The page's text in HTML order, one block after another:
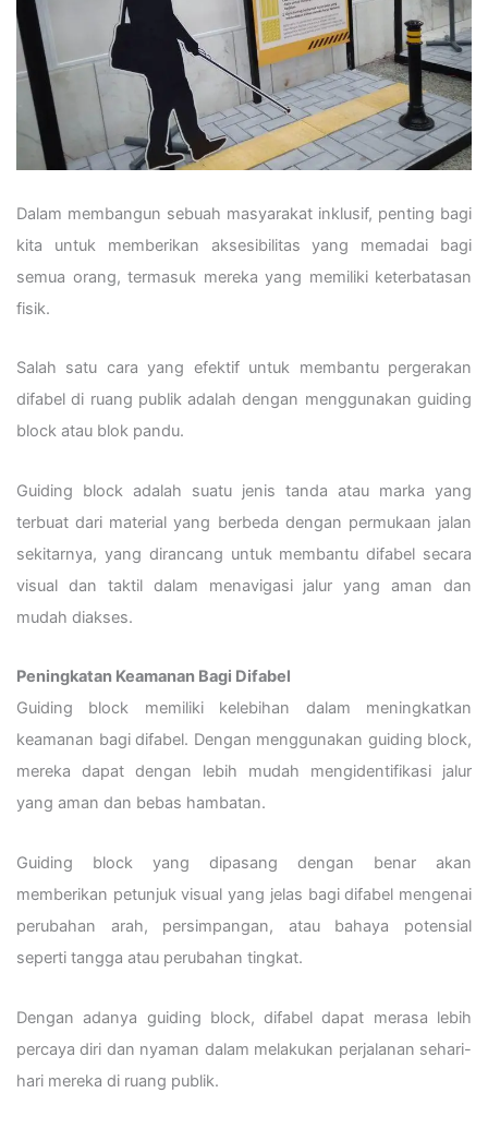
Dalam membangun sebuah masyarakat inklusif, penting bagi
kita untuk memberikan aksesibilitas yang memadai bagi
semua orang, termasuk mereka yang memiliki keterbatasan
fisik.
Salah satu cara yang efektif untuk membantu pergerakan
difabel di ruang publik adalah dengan menggunakan guiding
block atau blok pandu.
Guiding block adalah suatu jenis tanda atau marka yang
terbuat dari material yang berbeda dengan permukaan jalan
sekitarnya, yang dirancang untuk membantu difabel secara
visual dan taktil dalam menavigasi jalur yang aman dan
mudah diakses.
Peningkatan Keamanan Bagi Difabel
Guiding block memiliki kelebihan dalam meningkatkan
keamanan bagi difabel. Dengan menggunakan guiding block,
mereka dapat dengan lebih mudah mengidentifikasi jalur
yang aman dan bebas hambatan.
Guiding block yang dipasang dengan benar akan
memberikan petunjuk visual yang jelas bagi difabel mengenai
perubahan arah, persimpangan, atau bahaya potensial
seperti tangga atau perubahan tingkat.
Dengan adanya guiding block, difabel dapat merasa lebih
percaya diri dan nyaman dalam melakukan perjalanan sehari-
hari mereka di ruang publik.